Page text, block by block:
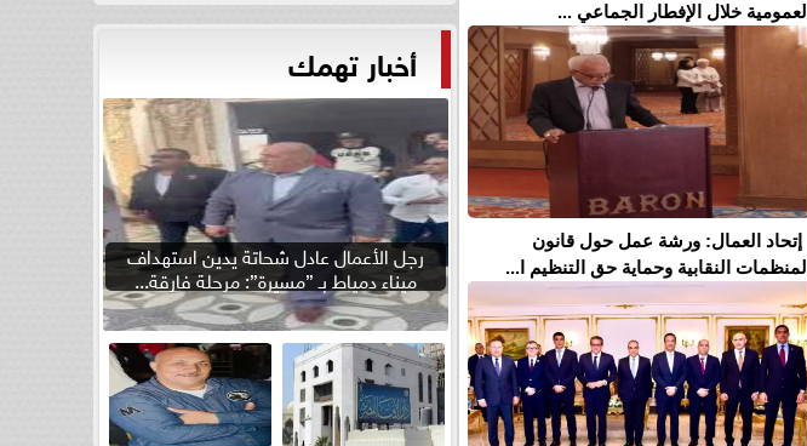
العمومية خلال الإفطار الجماعي ...
إتحاد العمال: ورشة عمل حول قانون
المنظمات النقابية وحماية حق التنظيم ا...
أخبار تهمك
رجل الأعمال عادل شحاتة يدين استهداف
ميناء دمياط بـ ”مسيرة”: مرحلة فارقة...